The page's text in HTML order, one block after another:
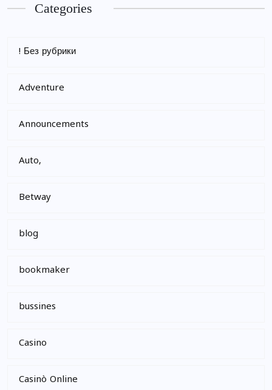
Categories
! Без рубрики
Adventure
Announcements
Auto,
Betway
blog
bookmaker
bussines
Casino
Casinò Online